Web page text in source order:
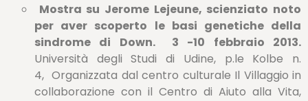
Mostra su Jerome Lejeune, scienziato noto
per aver scoperto le basi genetiche della
sindrome di Down. 3 -10 febbraio 2013.
Università degli Studi di Udine, p.le Kolbe n.
4, Organizzata dal centro culturale Il Villaggio in
collaborazione con il Centro di Aiuto alla Vita,